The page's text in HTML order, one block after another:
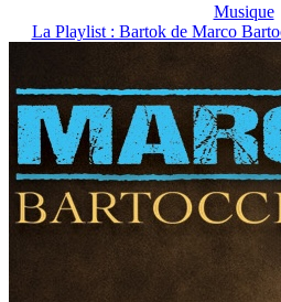
Musique
La Playlist : Bartok de Marco